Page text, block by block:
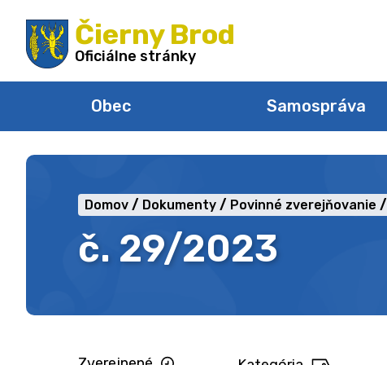
na
obsah
Čierny Brod
Oficiálne stránky
Obec Samospráva
č. 29/2023
Domov Dokumenty Povinné zverejňovanie